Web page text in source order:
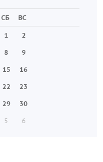
СБ
ВС
1
2
8
9
15
16
22
23
29
30
5 6